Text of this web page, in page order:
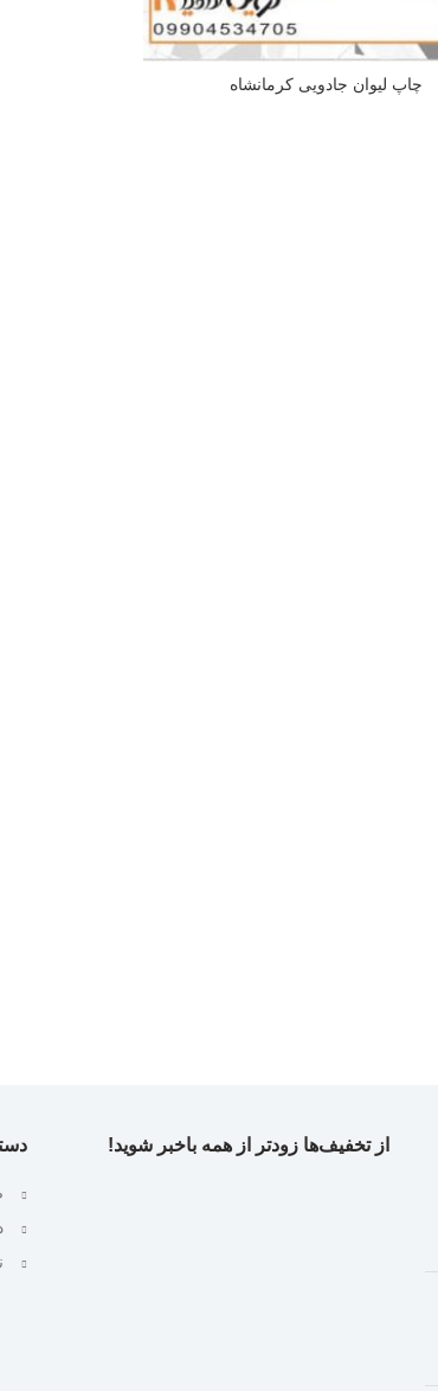
چاپ لیوان جادویی کرمانشاه
از تخفیف‌ها زودتر از همه باخبر شوید!